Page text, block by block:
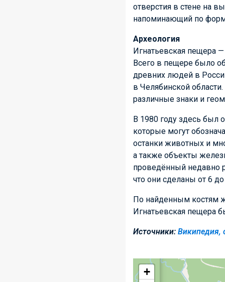
отверстия в стене на
напоминающий по
Археология
Игнатьевская пещера
Всего в пещере было
древних людей в
в Челябинской
различные знаки и
В 1980 году здесь был
которые могут
останки животных и
а также объекты
проведённый недавно
что они сделаны от 6
По найденным костям
Игнатьевская пещера
Источники: Википедия,
+